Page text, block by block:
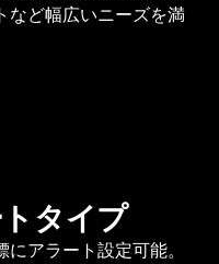
など幅広いニーズを満
タイプ
アラート設定可能。